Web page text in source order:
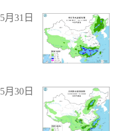
5月31日
5月30日